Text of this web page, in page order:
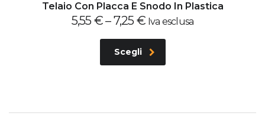
Telaio Con Placca E Snodo In Plastica
5,55 €–7,25 € Iva esclusa
Scegli